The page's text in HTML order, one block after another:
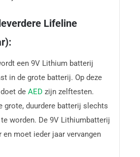
Lifeline
een 9V Lithium batterij
in de grote batterij. Op deze
de AED zijn zelftesten.
grote, duurdere batterij slechts
worden. De 9V Lithiumbatterij
moet ieder jaar vervangen